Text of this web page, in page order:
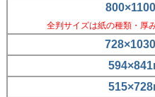
全判サイズは紙の種類・厚